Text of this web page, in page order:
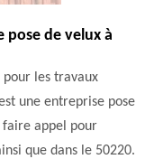
pose de velux à
les travaux
une entreprise pose
faire appel pour
que dans le 50220.